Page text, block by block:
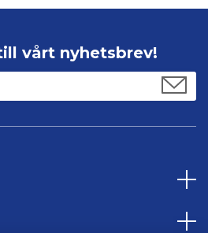
vårt nyhetsbrev!